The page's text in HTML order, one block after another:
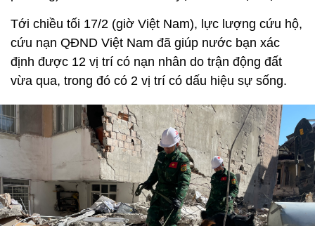
Tới chiều tối 17/2 (giờ Việt Nam), lực lượng cứu hộ,
cứu nạn QĐND Việt Nam đã giúp nước bạn xác
định được 12 vị trí có nạn nhân do trận động đất
vừa qua, trong đó có 2 vị trí có dấu hiệu sự sống.